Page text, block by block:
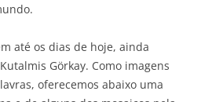
até os dias de hoje, ainda
Görkay. Como imagens
oferecemos abaixo uma